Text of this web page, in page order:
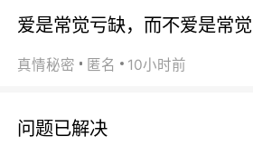
爱是常觉亏缺，而不爱是常
真情秘密 匿名 10小时前
问题已解决